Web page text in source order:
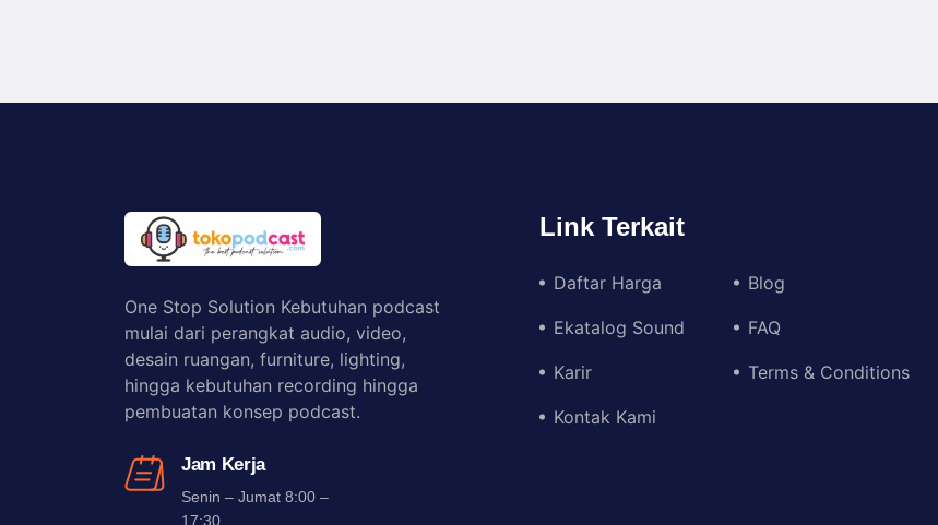
One Stop Solution Kebutuhan podcast
mulai dari perangkat audio, video,
desain ruangan, furniture, lighting,
hingga kebutuhan recording hingga
pembuatan konsep podcast.
Jam Kerja
Senin – Jumat 8:00 –
17:30
Link Terkait
Daftar Harga Blog
Ekatalog Sound FAQ
Karir Terms & Conditions
Kontak Kami